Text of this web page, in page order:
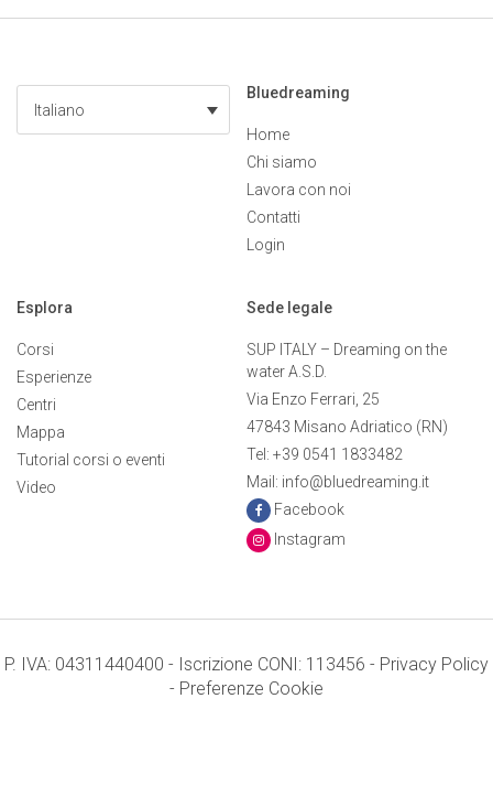
Italiano
Bluedreaming
Home
Chi siamo
Lavora con noi
Contatti
Login
Esplora
Corsi
Esperienze
Centri
Mappa
Tutorial corsi o eventi
Video
Sede legale
SUP ITALY – Dreaming on the
water A.S.D.
Via Enzo Ferrari, 25
47843 Misano Adriatico (RN)
Tel: +39 0541 1833482
Mail: info@bluedreaming.it
Facebook
Instagram
P. IVA: 04311440400 - Iscrizione CONI: 113456 - Privacy Policy
- Preferenze Cookie